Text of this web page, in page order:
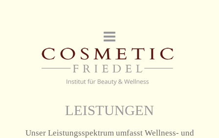
LEISTUNGEN
Unser Leistungsspektrum umfasst Wellness- und